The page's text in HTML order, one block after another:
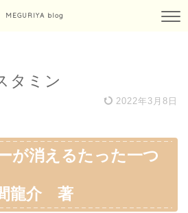
MEGURIYA blog
タミン
2022年3月8日
が消えるたった一つ
龍介 著